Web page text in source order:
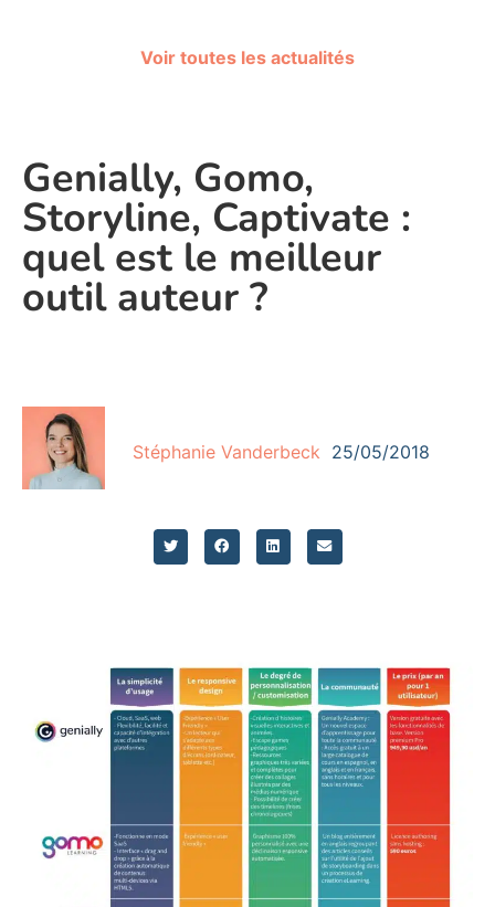
Voir toutes les actualités
Genially, Gomo,
Storyline, Captivate :
quel est le meilleur
outil auteur ?
Stéphanie Vanderbeck 25/05/2018